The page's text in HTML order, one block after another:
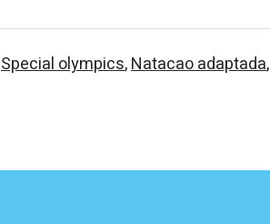
Special olympics,Natacao adaptada,